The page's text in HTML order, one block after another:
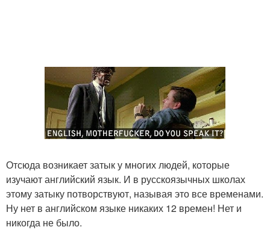
Отсюда возникает затык у многих людей, которые
изучают английский язык. И в русскоязычных школах
этому затыку потворствуют, называя это все временами.
Ну нет в английском языке никаких 12 времен! Нет и
никогда не было.